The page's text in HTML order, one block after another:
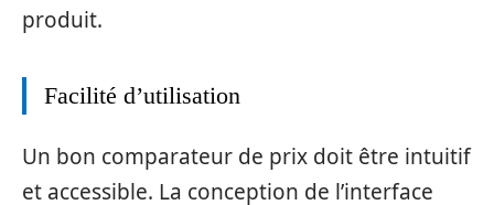
produit.
Facilité d’utilisation
Un bon comparateur de prix doit être intuitif
et accessible. La conception de l’interface